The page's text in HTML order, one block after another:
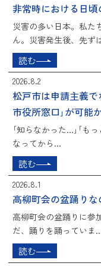
非常時における日
災害の多い日本。私た
ん。災害発生後、先ず
読む
2026.8.2
松戸市は申請主義
市役所窓口｣が可能
｢知らなかった...｣｢も
なってから...
読む
2026.8.1
高柳町会の盆踊りな
高柳町会の盆踊りに参
だ、踊りを踊っていま
読む